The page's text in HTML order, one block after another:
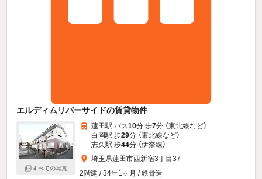
エルディムリバーサイドの賃貸物件
すべての写真
蓮田駅 バス10分 歩7分 （東北線など）
白岡駅 歩29分 （東北線など）
志久駅 歩44分 （伊奈線）
埼玉県蓮田市西新宿3丁目37
2階建 / 34年1ヶ月 / 鉄骨造